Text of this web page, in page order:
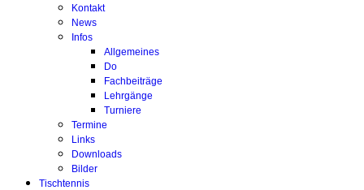
Kontakt
News
Infos
Allgemeines
Do
Fachbeiträge
Lehrgänge
Turniere
Termine
Links
Downloads
Bilder
Tischtennis